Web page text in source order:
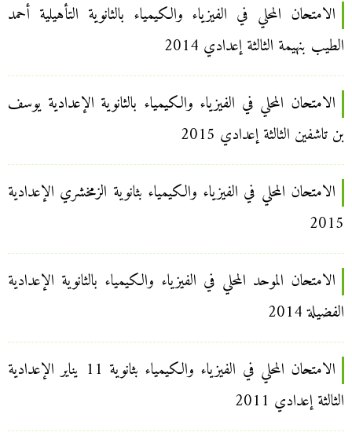
الامتحان المحلي في الفيزياء والكيمياء بالثانوية التأهيلية أحمد
الطيب بنهيمة الثالثة إعدادي 2014
الامتحان المحلي في الفيزياء والكيمياء بالثانوية الإعدادية يوسف
بن تاشفين الثالثة إعدادي 2015
الامتحان المحلي في الفيزياء والكيمياء بثانوية الزمخشري الإعدادية
2015
الامتحان الموحد المحلي في الفيزياء والكيمياء بالثانوية الإعدادية
الفضيلة 2014
الامتحان المحلي في الفيزياء والكيمياء بثانوية 11 يناير الإعدادية
الثالثة إعدادي 2011